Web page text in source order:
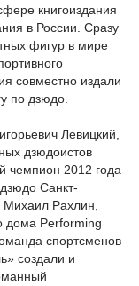
книгоиздания
в России. Сразу
фигур в мире
совместно издали
по дзюдо.
Левицкий,
дзюдоистов
чемпион 2012 года
Санкт-
Михаил Рахлин,
дома Performing
спортсменов
создали и